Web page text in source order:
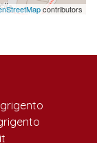
contributors